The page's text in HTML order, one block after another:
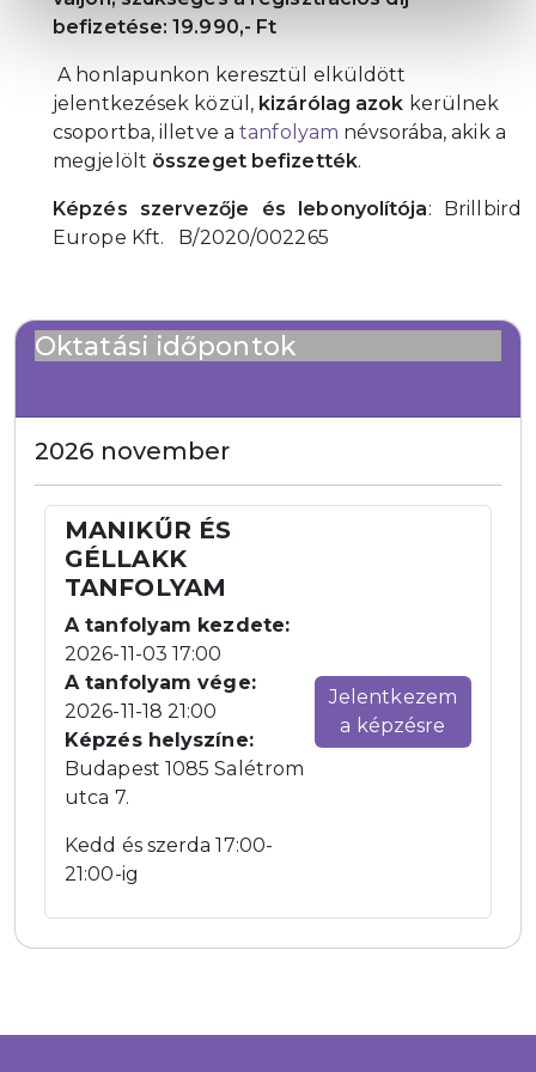
befizetése: 19.990,- Ft
A honlapunkon keresztül elküldött
jelentkezések közül, kizárólag azok kerülnek
csoportba, illetve atanfolyam névsorába, akik a
megjelölt összeget befizették.
Képzés szervezője és lebonyolítója: Brillbird
Europe Kft. B/2020/002265
Oktatási időpontok
2026 november
MANIKŰR ÉS
GÉLLAKK
TANFOLYAM
A tanfolyam kezdete:
2026-11-03 17:00
A tanfolyam vége:
2026-11-18 21:00
Képzés helyszíne:
Budapest 1085 Salétrom
utca 7.
Kedd és szerda 17:00-
21:00-ig
Jelentkezem
a képzésre